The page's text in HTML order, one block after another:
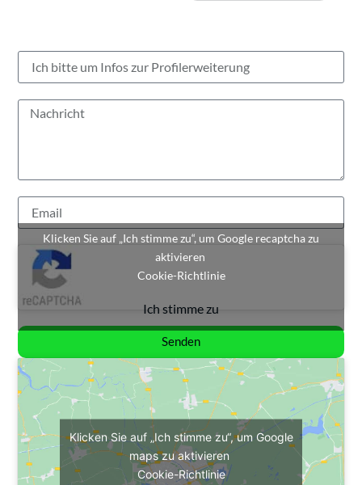
Klicken Sie auf „Ich stimme zu“, um Google recaptcha zu
aktivieren
Cookie-Richtlinie
Ich stimme zu
Senden
Klicken Sie auf „Ich stimme zu“, um Google
maps zu aktivieren
Cookie-Richtlinie